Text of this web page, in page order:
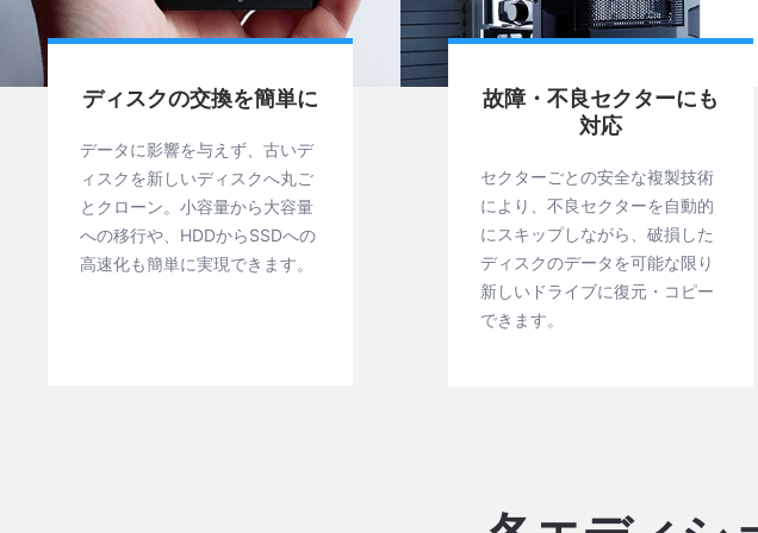
ディスクの交換を簡単に
データに影響を与えず、古いデ
ィスクを新しいディスクへ丸ご
とクローン。小容量から大容量
への移行や、HDDからSSDへの
高速化も簡単に実現できます。
故障・不良セクターにも
対応
セクターごとの安全な複製技術
により、不良セクターを自動的
にスキップしながら、破損した
ディスクのデータを可能な限り
新しいドライブに復元・コピー
できます。